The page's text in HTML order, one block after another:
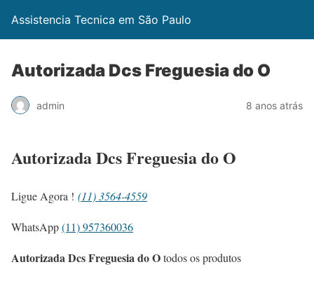
Assistencia Tecnica em São Paulo
Autorizada Dcs Freguesia do O
admin 8 anos atrás
Autorizada Dcs Freguesia do O
Ligue Agora ! (11) 3564-4559
WhatsApp(11) 957360036
Autorizada Dcs Freguesia do Otodos os produtos